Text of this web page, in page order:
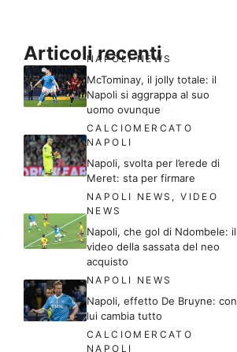
Articoli recenti
NAPOLI NEWS
McTominay, il jolly totale: il
Napoli si aggrappa al suo
uomo ovunque
CALCIOMERCATO
NAPOLI
Napoli, svolta per l’erede di
Meret: sta per firmare
NAPOLI NEWS ,VIDEO
NEWS
Napoli, che gol di Ndombele: il
video della sassata del neo
acquisto
NAPOLI NEWS
Napoli, effetto De Bruyne: con
lui cambia tutto
CALCIOMERCATO
NAPOLI